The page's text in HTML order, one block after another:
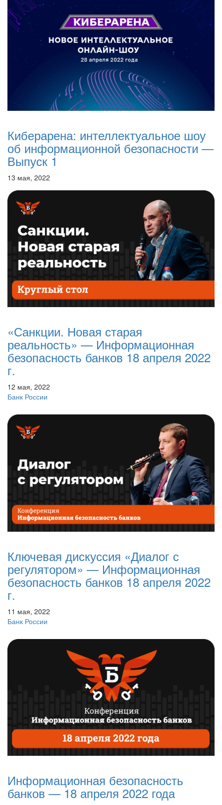
Киберарена: интеллектуальное шоу
об информационной безопасности —
Выпуск 1
13 мая, 2022
«Санкции. Новая старая
реальность» — Информационная
безопасность банков 18 апреля 2022
г.
12 мая, 2022
Банк России
Ключевая дискуссия «Диалог с
регулятором» — Информационная
безопасность банков 18 апреля 2022
г.
11 мая, 2022
Банк России
Информационная безопасность
банков — 18 апреля 2022 года